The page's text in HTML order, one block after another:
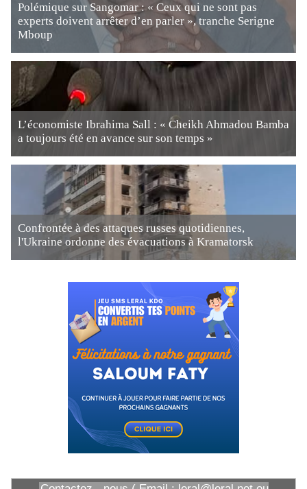
Polémique sur Sangomar : « Ceux qui ne sont pas
experts doivent arrêter d’en parler », tranche Serigne
Mboup
L’économiste Ibrahima Sall : « Cheikh Ahmadou Bamba
a toujours été en avance sur son temps »
Confrontée à des attaques russes quotidiennes,
l'Ukraine ordonne des évacuations à Kramatorsk